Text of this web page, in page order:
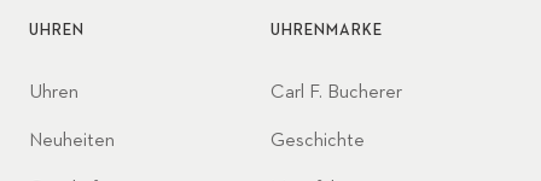
UHREN
Uhren
Neuheiten
UHRENMARKE
Carl F. Bucherer
Geschichte